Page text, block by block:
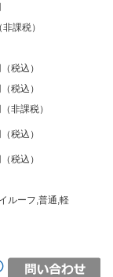
課税）
税込）
税込）
非課税）
税込）
税込）
ルーフ,普通,軽